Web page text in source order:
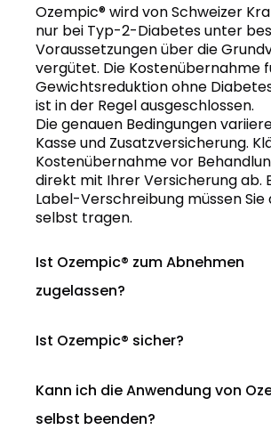
Ozempic® wird von Schweizer
nur bei Typ-2-Diabetesunter
Voraussetzungen über die
vergütet. Die Kostenübernahme
Gewichtsreduktion ohne
ist in der Regel ausgeschlossen.
Die genauen Bedingungen
Kasse und Zusatzversicherung.
Kostenübernahme vor
direkt mit Ihrer Versicherung ab.
Label-Verschreibung müssen Sie
selbst tragen.
Ist Ozempic® zum Abnehmen
zugelassen?
Behandlung von Typ-2-
Ist Ozempic® sicher?
Kann ich die Anwendung von
selbst beenden?